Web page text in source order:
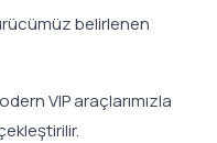
belirlenen
VIP araçlarımızla